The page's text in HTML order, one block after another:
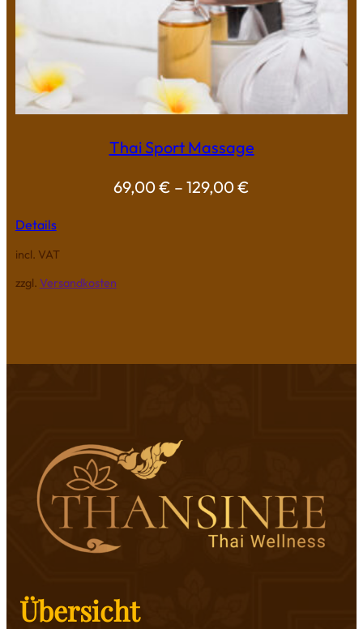
Thai Sport Massage
69,00€ – 129,00€
Details
incl. VAT
zzgl. Versandkosten
Übersicht